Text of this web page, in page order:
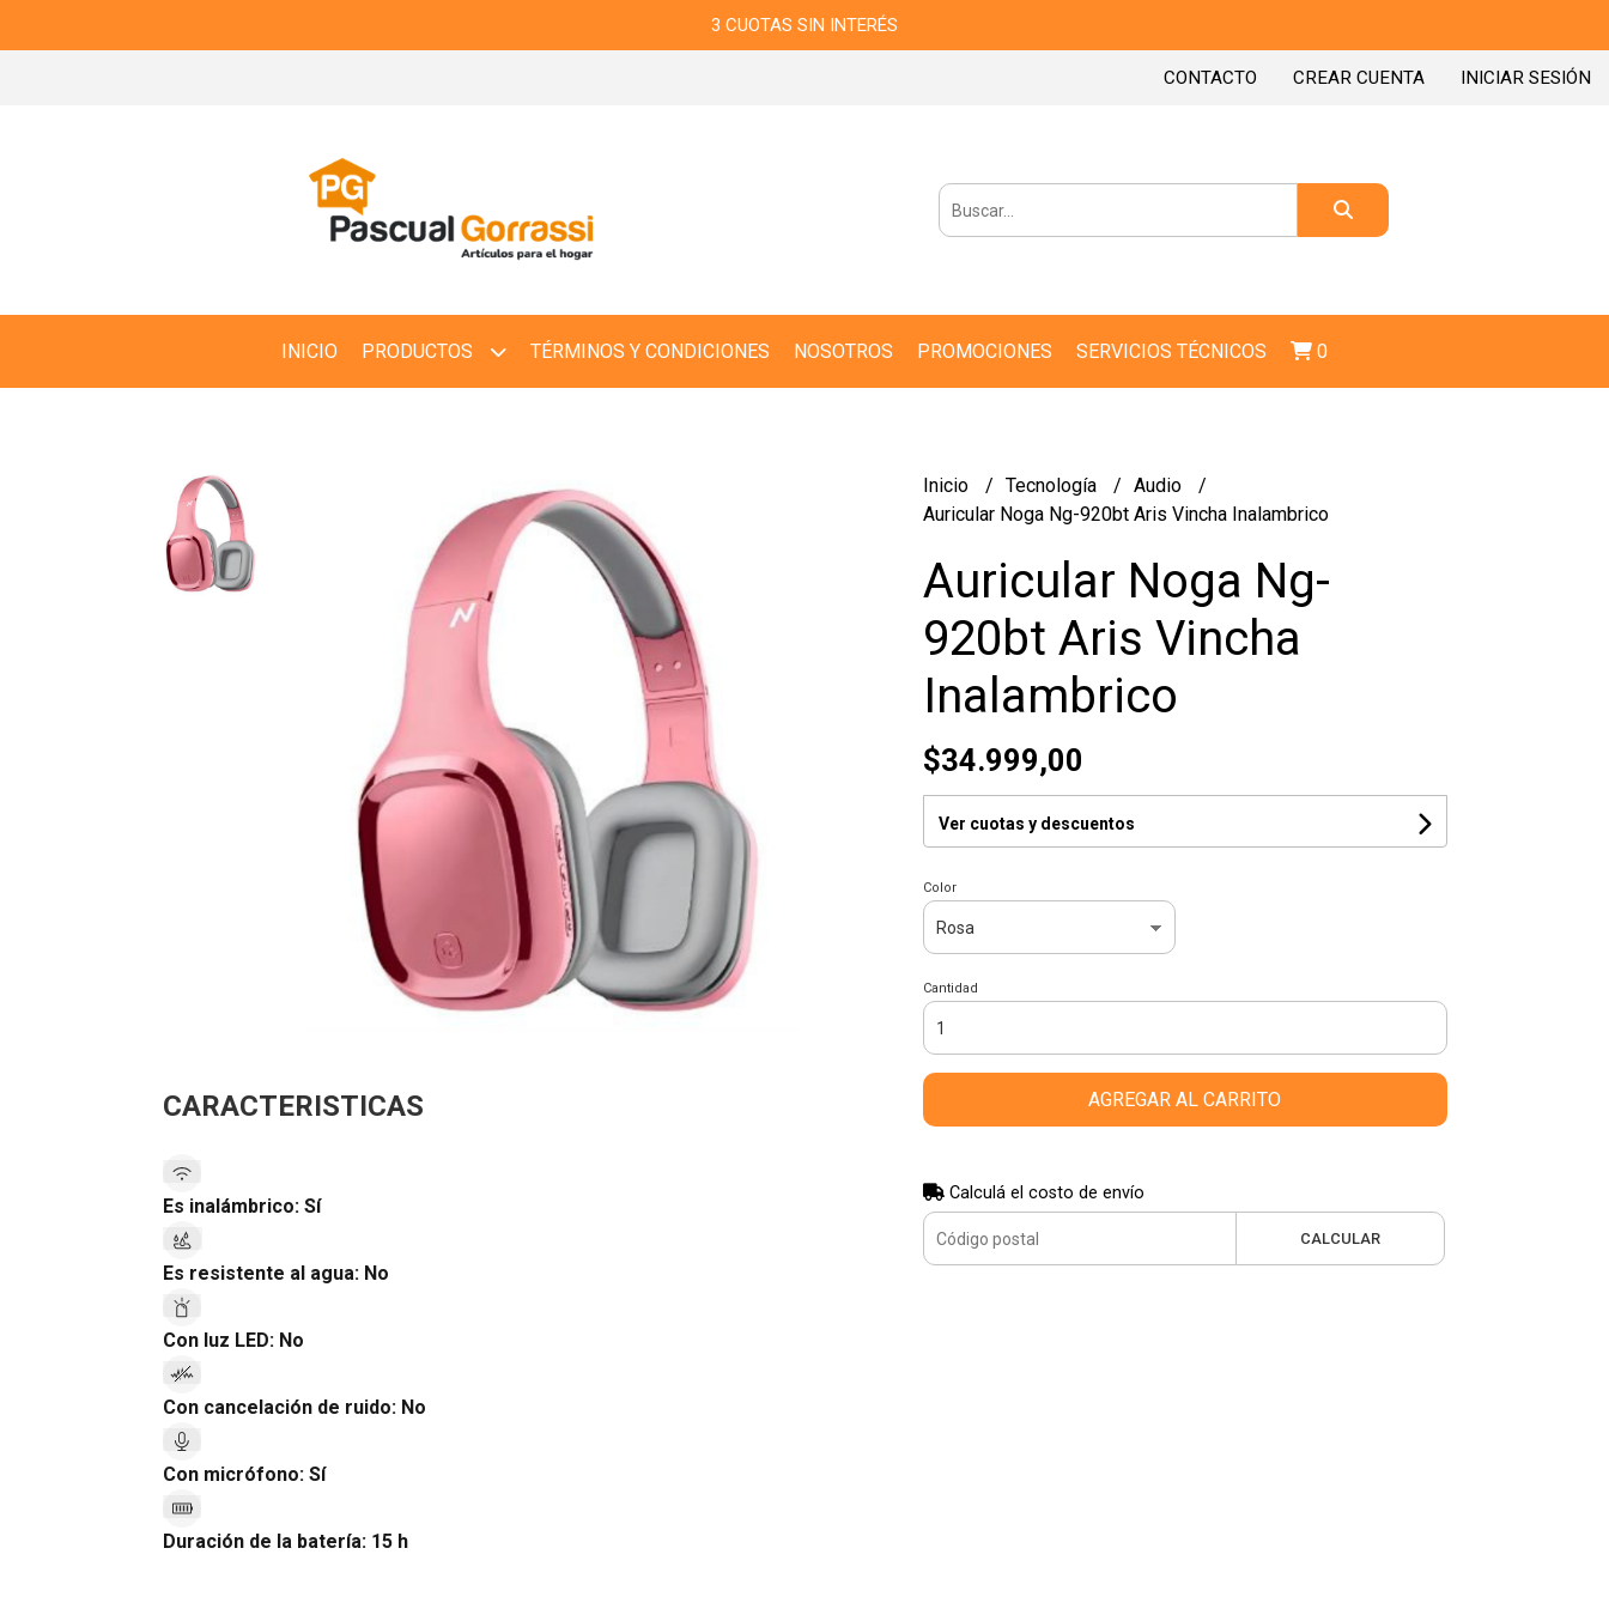
3 CUOTAS SIN INTERÉS
CONTACTO CREAR CUENTA INICIAR SESIÓN
INICIO PRODUCTOS TÉRMINOS Y CONDICIONES NOSOTROS PROMOCIONES SERVICIOS TÉCNICOS 0
CARACTERISTICAS
Es inalámbrico: Sí
Es resistente al agua: No
Con luz LED: No
Con cancelación de ruido: No
Con micrófono: Sí
Duración de la batería: 15 h
Inicio Tecnología
Audio
Auricular Noga Ng-920bt Aris Vincha Inalambrico
Auricular Noga Ng-
920bt Aris Vincha
Inalambrico
$34.999,00
Ver cuotas y descuentos
Color
Cantidad
AGREGAR AL CARRITO
Calculá el costo de envío
CALCULAR